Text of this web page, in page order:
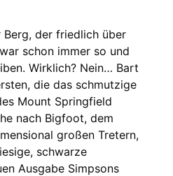
der friedlich über
schon immer so und
Wirklich? Nein… Bart
die das schmutzige
Mount Springfield
nach Bigfoot, dem
großen Tretern,
schwarze
Ausgabe Simpsons